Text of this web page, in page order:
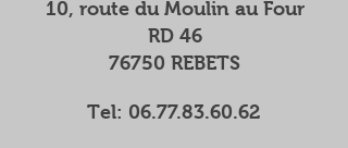
10, route du Moulin au Four
RD 46
76750 REBETS
Tel: 06.77.83.60.62